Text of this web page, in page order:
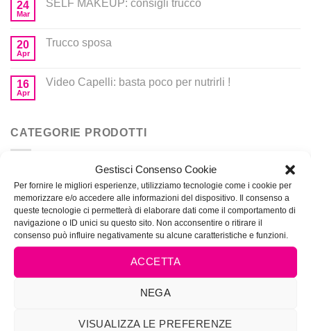
Gestisci Consenso Cookie
Per fornire le migliori esperienze, utilizziamo tecnologie come i cookie per
memorizzare e/o accedere alle informazioni del dispositivo. Il consenso a
queste tecnologie ci permetterà di elaborare dati come il comportamento di
navigazione o ID unici su questo sito. Non acconsentire o ritirare il
consenso può influire negativamente su alcune caratteristiche e funzioni.
ACCETTA
NEGA
VISUALIZZA LE PREFERENZE
24
Mar
SELF MAKEUP: consigli trucco
20
Apr
Trucco sposa
16
Apr
Video Capelli: basta poco per nutrirli !
CATEGORIE PRODOTTI
Prodotti per MakeUp
piercing a Roma.